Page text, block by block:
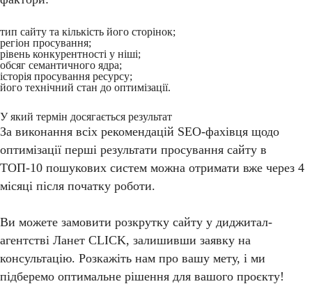
тип сайту та кількість його сторінок;
регіон просування;
рівень конкурентності у ніші;
обсяг семантичного ядра;
історія просування ресурсу;
його технічний стан до оптимізації.
У який термін досягається результат
За виконання всіх рекомендацій SEO-фахівця щодо
оптимізації перші результати просування сайту в
ТОП-10 пошукових систем можна отримати вже через 4
місяці після початку роботи.
Ви можете замовити розкрутку сайту у диджитал-
агентстві Ланет CLICK, залишивши заявку на
консультацію. Розкажіть нам про вашу мету, і ми
підберемо оптимальне рішення для вашого проєкту!